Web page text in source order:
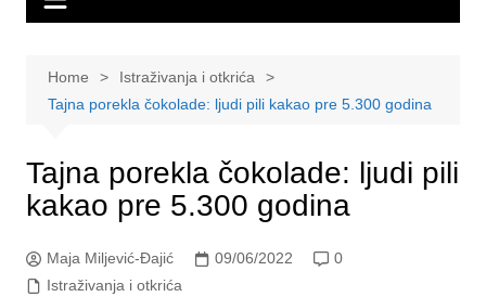
Home
Istraživanja i otkrića
Tajna porekla čokolade: ljudi pili kakao pre 5.300 godina
Tajna porekla čokolade: ljudi pili
kakao pre 5.300 godina
Maja Miljević-Đajić 09/06/2022
0
Istraživanja i otkrića